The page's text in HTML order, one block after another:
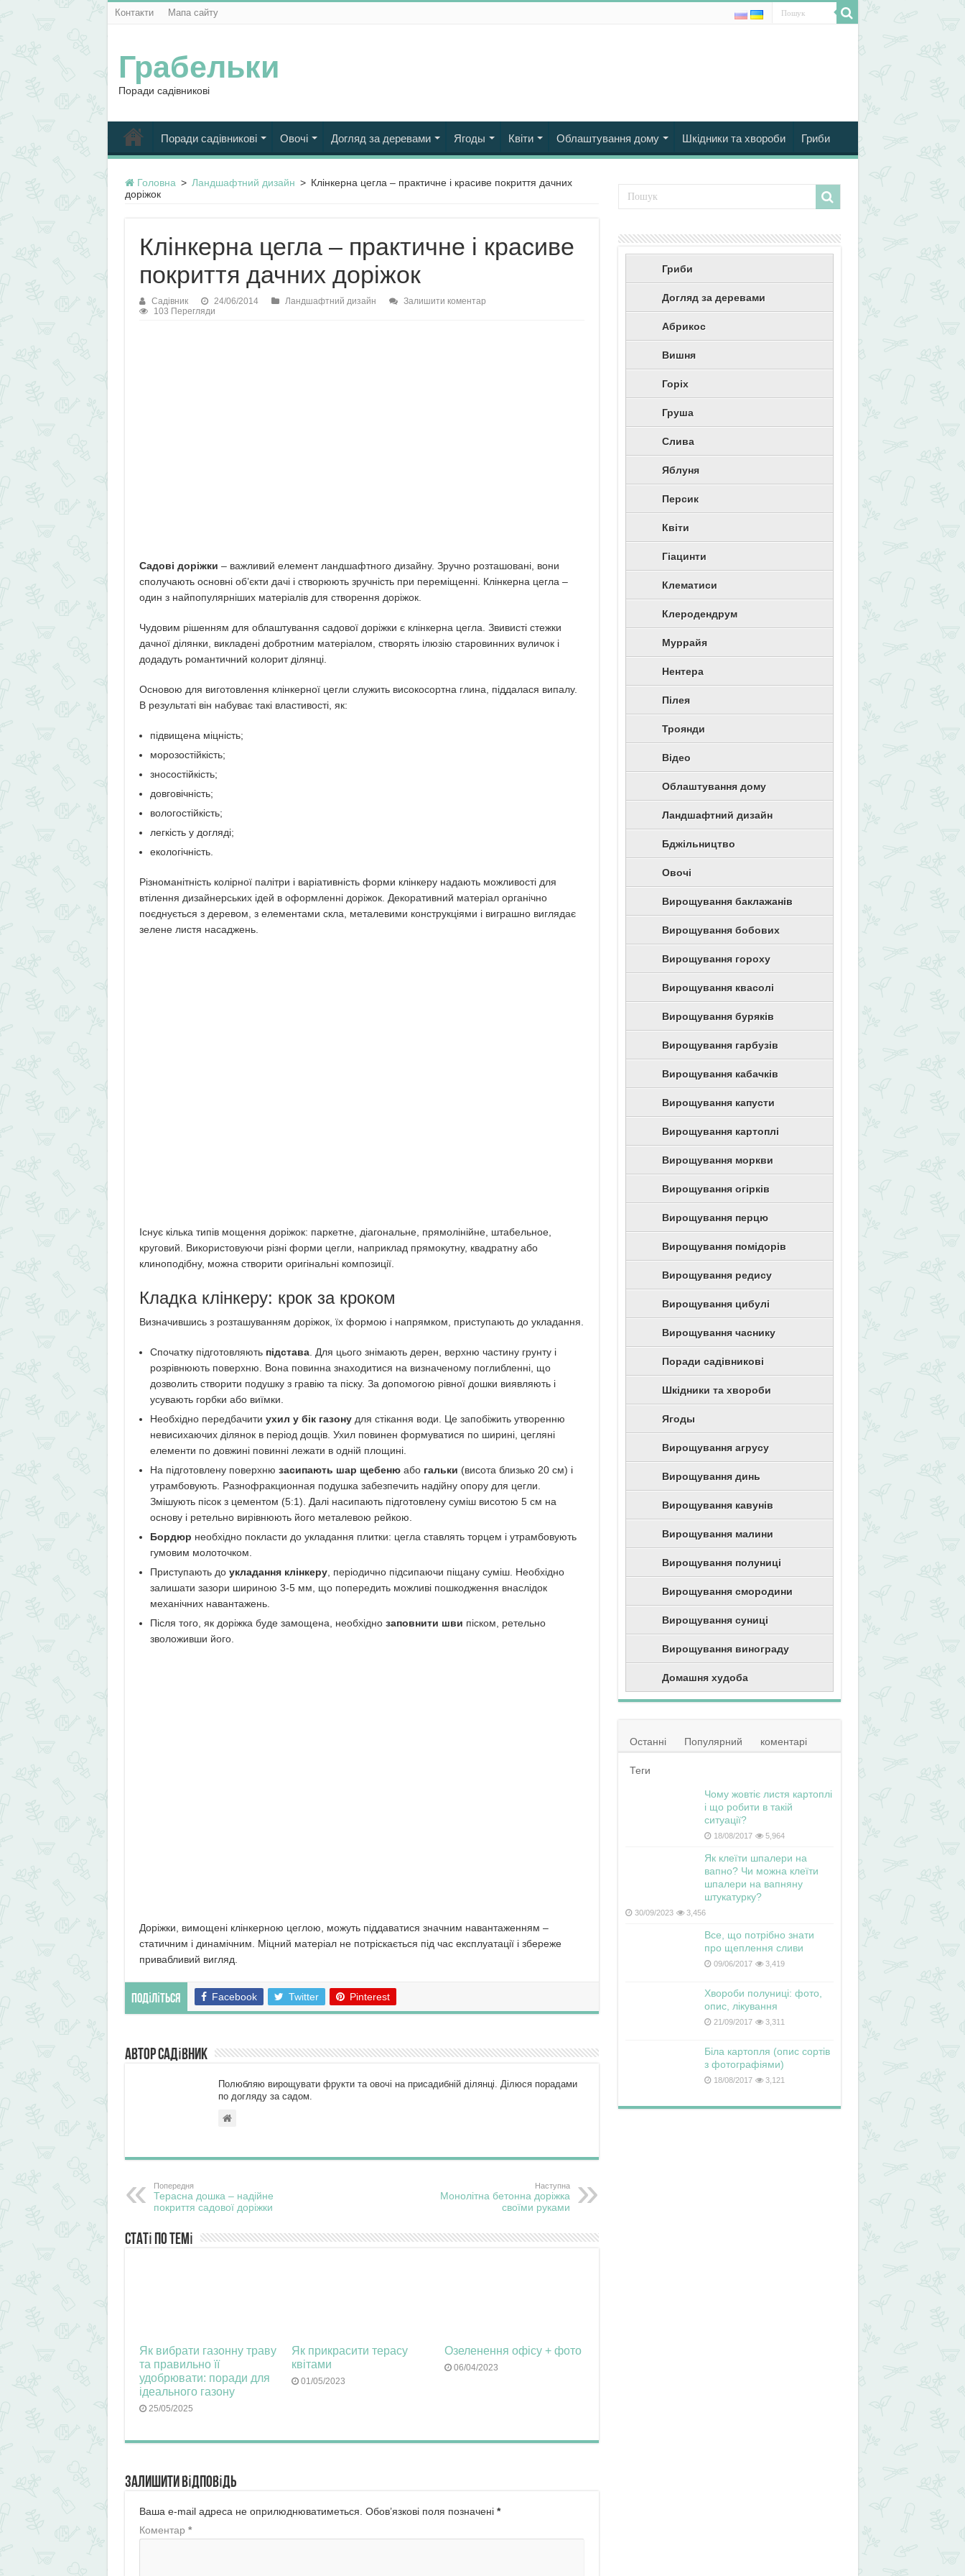
Контакти Мапа сайту
Грабельки
Поради садівникові
Поради садівникові Овочі Догляд за деревами Ягоды Квіти Облаштування дому Шкідники та хвороби Гриби
Головна > Ландшафтний дизайн > Клінкерна цегла – практичне і красиве покриття дачних
доріжок
Клінкерна цегла – практичне і красиве
покриття дачних доріжок
Садівник 24/06/2014 Ландшафтний дизайн
Залишити коментар
103 Перегляди
Садові доріжки – важливий елемент ландшафтного дизайну. Зручно розташовані, вони
сполучають основні об’єкти дачі і створюють зручність при переміщенні. Клінкерна цегла –
один з найпопулярніших матеріалів для створення доріжок.
Чудовим рішенням для облаштування садової доріжки є клінкерна цегла. Звивисті стежки
дачної ділянки, викладені добротним матеріалом, створять ілюзію старовинних вуличок і
додадуть романтичний колорит ділянці.
Основою для виготовлення клінкерної цегли служить високосортна глина, піддалася випалу.
В результаті він набуває такі властивості, як:
підвищена міцність;
морозостійкість;
зносостійкість;
довговічність;
вологостійкість;
легкість у догляді;
екологічність.
Різноманітність колірної палітри і варіативність форми клінкеру надають можливості для
втілення дизайнерських ідей в оформленні доріжок. Декоративний матеріал органічно
поєднується з деревом, з елементами скла, металевими конструкціями і виграшно виглядає
зелене листя насаджень.
Існує кілька типів мощення доріжок: паркетне, діагональне, прямолінійне, штабельное,
круговий. Використовуючи різні форми цегли, наприклад прямокутну, квадратну або
клиноподібну, можна створити оригінальні композиції.
Кладка клінкеру: крок за кроком
Визначившись з розташуванням доріжок, їх формою і напрямком, приступають до укладання.
Спочатку підготовляють підстава. Для цього знімають дерен, верхню частину грунту і
розрівнюють поверхню. Вона повинна знаходитися на визначеному поглибленні, що
дозволить створити подушку з гравію та піску. За допомогою рівної дошки виявляють і
усувають горбки або виїмки.
Необхідно передбачити ухил у бік газонудля стікання води. Це запобіжить утворенню
невисихаючих ділянок в період дощів. Ухил повинен формуватися по ширині, цегляні
елементи по довжині повинні лежати в одній площині.
На підготовлену поверхню засипають шар щебенюабо гальки (висота близько 20 см) і
утрамбовують. Разнофракционная подушка забезпечить надійну опору для цегли.
Змішують пісок з цементом (5:1). Далі насипають підготовлену суміш висотою 5 см на
основу і ретельно вирівнюють його металевою рейкою.
Бордюр необхідно покласти до укладання плитки: цегла ставлять торцем і утрамбовують
гумовим молоточком.
Приступають до укладання клінкеру, періодично підсипаючи піщану суміш. Необхідно
залишати зазори шириною 3-5 мм, що попередить можливі пошкодження внаслідок
механічних навантажень.
Після того, як доріжка буде замощена, необхідно заповнити шви піском, ретельно
зволоживши його.
Доріжки, вимощені клінкерною цеглою, можуть піддаватися значним навантаженням –
статичним і динамічним. Міцний матеріал не потріскається під час експлуатації і збереже
привабливий вигляд.
Поділіться Facebook Twitter Pinterest
Автор Садівник
Полюбляю вирощувати фрукти та овочі на присадибній ділянці. Ділюся порадами
по догляду за садом.
Попередня
Терасна дошка – надійне
покриття садової доріжки
Наступна
Монолітна бетонна доріжка
своїми руками
Статі по темі
Як вибрати газонну траву
та правильно її
удобрювати: поради для
ідеального газону
25/05/2025
Як прикрасити терасу
квітами
01/05/2023
Озеленення офісу + фото
06/04/2023
Залишити відповідь
Ваша e-mail адреса не оприлюднюватиметься. Обов’язкові поля позначені *
Коментар *
Гриби
Догляд за деревами
Абрикос
Вишня
Горіх
Груша
Слива
Яблуня
Персик
Квіти
Гіацинти
Клематиси
Клеродендрум
Муррайя
Нентера
Пілея
Троянди
Відео
Облаштування дому
Ландшафтний дизайн
Бджільництво
Овочі
Вирощування баклажанів
Вирощування бобових
Вирощування гороху
Вирощування квасолі
Вирощування буряків
Вирощування гарбузів
Вирощування кабачків
Вирощування капусти
Вирощування картоплі
Вирощування моркви
Вирощування огірків
Вирощування перцю
Вирощування помідорів
Вирощування редису
Вирощування цибулі
Вирощування часнику
Поради садівникові
Шкідники та хвороби
Ягоды
Вирощування агрусу
Вирощування динь
Вирощування кавунів
Вирощування малини
Вирощування полуниці
Вирощування смородини
Вирощування суниці
Вирощування винограду
Домашня худоба
Останні Популярний коментарі
Теги
Чому жовтіє листя картоплі
і що робити в такій
ситуації?
18/08/2017 5,964
Як клеїти шпалери на
вапно? Чи можна клеїти
шпалери на вапняну
штукатурку?
30/09/2023 3,456
Все, що потрібно знати
про щеплення сливи
09/06/2017 3,419
Хвороби полуниці: фото,
опис, лікування
21/09/2017 3,311
Біла картопля (опис сортів
з фотографіями)
18/08/2017 3,121